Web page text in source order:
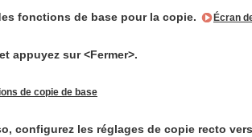
fonctions de base pour la copie. Écran
appuyez sur <Fermer>.
de copie de base
configurez les réglages de copie recto